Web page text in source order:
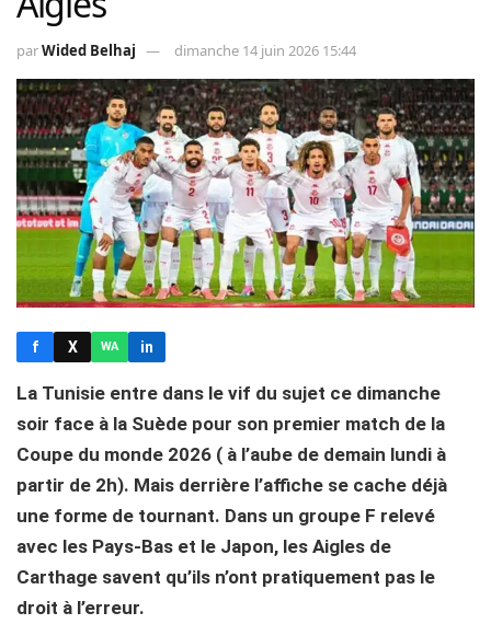
parWided Belhaj dimanche 14 juin 2026 15:44
f X WA in
La Tunisie entre dans le vif du sujet ce dimanche
soir face à la Suède pour son premier match de la
Coupe du monde 2026 ( à l’aube de demain lundi à
partir de 2h). Mais derrière l’affiche se cache déjà
une forme de tournant. Dans un groupe F relevé
avec les Pays-Bas et le Japon, les Aigles de
Carthage savent qu’ils n’ont pratiquement pas le
droit à l’erreur.